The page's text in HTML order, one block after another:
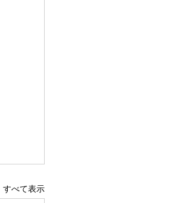
すべて表示